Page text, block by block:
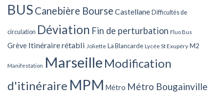
BUS Canebière Bourse Castellane Difficultés de
circulation Déviation Fin de perturbation Fluo Bus
Grève Itinéraire rétabli Joliette La Blancarde Lycée St Exupéry M2
Manifestation Marseille Modification
d'itinéraire MPM Métro Métro Bougainville